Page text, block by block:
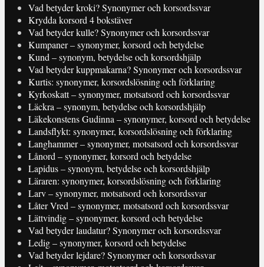
Vad betyder kroki? Synonymer och korsordssvar
Krydda korsord 4 bokstäver
Vad betyder kulle? Synonymer och korsordssvar
Kumpaner – synonymer, korsord och betydelse
Kund – synonym, betydelse och korsordshjälp
Vad betyder kuppmakarna? Synonymer och korsordssvar
Kurtis: synonymer, korsordslösning och förklaring
Kyrkoskatt – synonymer, motsatsord och korsordssvar
Läckra – synonym, betydelse och korsordshjälp
Läkekonstens Gudinna – synonymer, korsord och betydelse
Landsflykt: synonymer, korsordslösning och förklaring
Langhammer – synonymer, motsatsord och korsordssvar
Lånord – synonymer, korsord och betydelse
Lapidus – synonym, betydelse och korsordshjälp
Läraren: synonymer, korsordslösning och förklaring
Larv – synonymer, motsatsord och korsordssvar
Låter Vred – synonymer, motsatsord och korsordssvar
Lättvindig – synonymer, korsord och betydelse
Vad betyder laudatur? Synonymer och korsordssvar
Ledig – synonymer, korsord och betydelse
Vad betyder lejdare? Synonymer och korsordssvar